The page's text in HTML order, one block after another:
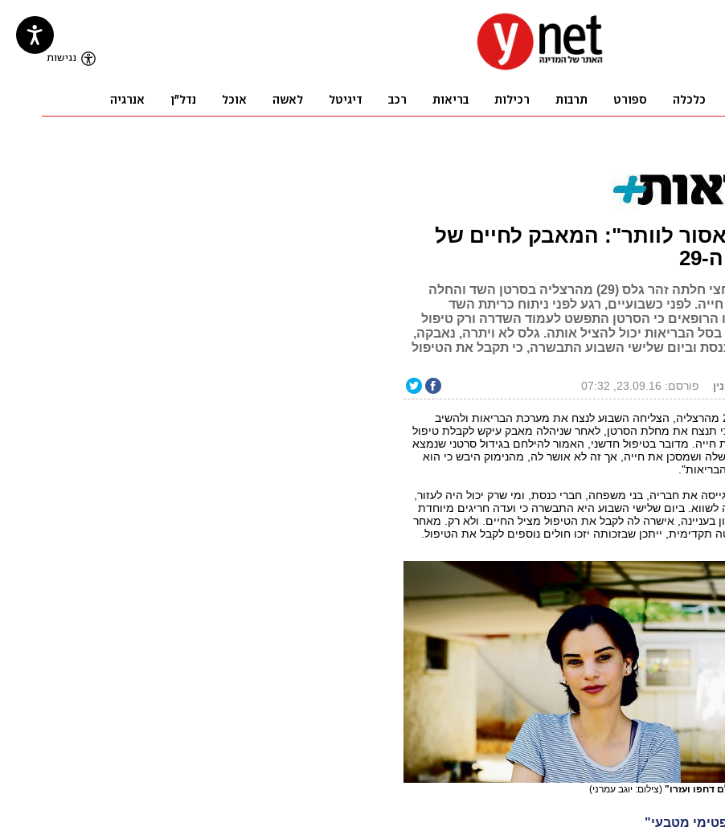
לוותר": המאבק לחיים של
לפני כשנה וחצי חלתה זהר גלס (29) מהרצליה בסרטן השד והחלה
לפני כשבועיים, רגע לפני ניתוח כריתת השד
הרופאים כי הסרטן התפשט לעמוד השדרה ורק טיפול
בסל הבריאות יכול להציל אותה. גלס לא ויתרה, נאבקה,
וביום שלישי השבוע התבשרה, כי תקבל את הטיפול
פורסם: 23.09.16, 07:32
זהר גלס, בת 29 מהרצליה, הצליחה השבוע לנצח את מערכת הבריאות ולהשיב
תנצח את מחלת הסרטן, לאחר שניהלה מאבק עיקש לקבלת טיפול
חייה. מדובר בטיפול חדשני, האמור להילחם בגידול סרטני שנמצא
ושמסכן את חייה, אך זה לא אושר לה, מהנימוק היבש כי הוא
את חבריה, בני משפחה, חברי כנסת, ומי שרק יכול היה לעזור,
ביום שלישי השבוע היא התבשרה כי ועדה חריגים מיוחדת
בעניינה, אישרה לה לקבל את הטיפול מציל החיים. ולא רק. מאחר
תקדימית, ייתכן שבזכותה יזכו חולים נוספים לקבל את הטיפול.
דחפו ועזרו" (צילום: יוגב עמרני)
מטבעי"